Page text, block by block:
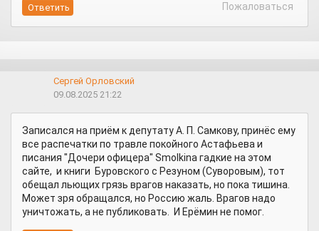
Пожаловаться
Сергей Орловский
09.08.2025 21:22
Записался на приём к депутату А. П. Самкову, принёс ему
все распечатки по травле покойного Астафьева и
писания "Дочери офицера" Smolkina гадкие на этом
сайте, и книги Буровского с Резуном (Суворовым), тот
обещал льющих грязь врагов наказать, но пока тишина.
Может зря обращался, но Россию жаль. Врагов надо
уничтожать, а не публиковать. И Ерёмин не помог.